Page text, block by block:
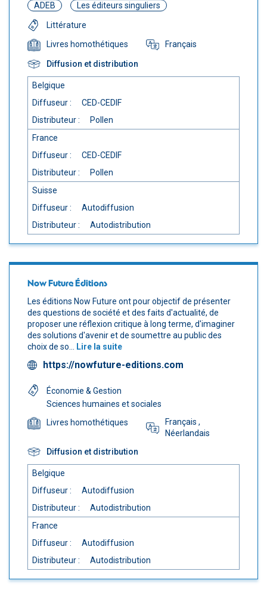
ADEB Les éditeurs singuliers
Littérature
Livres homothétiques
Français
Diffusion et distribution
Belgique
Diffuseur :
CED-CEDIF
Distributeur :
Pollen
France
Diffuseur :
CED-CEDIF
Distributeur :
Pollen
Suisse
Diffuseur :
Autodiffusion
Distributeur :
Autodistribution
Now Future Éditions
Les éditions Now Future ont pour objectif de présenter
des questions de société et des faits d'actualité, de
proposer une réflexion critique à long terme, d'imaginer
des solutions d'avenir et de soumettre au public des
choix de so...
Lire la suite
https://nowfuture-editions.com
Économie & Gestion
Sciences humaines et sociales
Livres homothétiques
Français ,
Néerlandais
Diffusion et distribution
Belgique
Diffuseur :
Autodiffusion
Distributeur :
Autodistribution
France
Diffuseur :
Autodiffusion
Distributeur :
Autodistribution